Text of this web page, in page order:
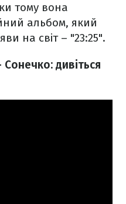
тому вона
альбом, який
на світ – "23:25".
дивіться